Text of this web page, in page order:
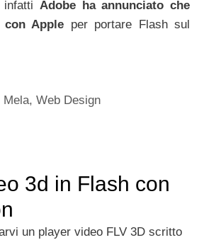
infatti Adobe ha annunciato che
con Apple per portare Flash sul
Mela,Web Design
3d in Flash con
un player video FLV 3D scritto